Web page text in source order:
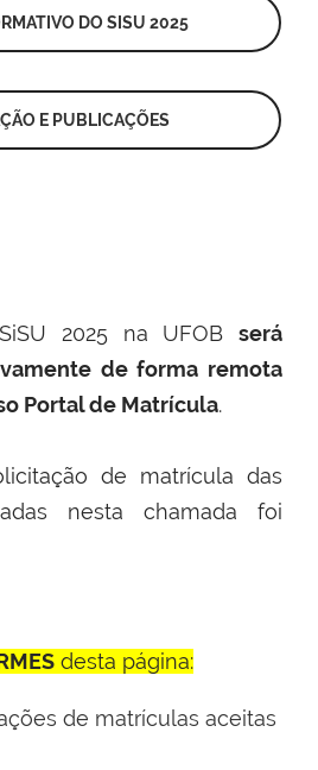
DO SISU 2025
E PUBLICAÇÕES
2025 na UFOB será
de forma remota
Portal de Matrícula.
de matrícula das
nesta chamada foi
desta página:
de matrículas aceitas